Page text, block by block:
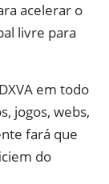
acelerar o
livre para
em todo
jogos, webs,
fará que
do